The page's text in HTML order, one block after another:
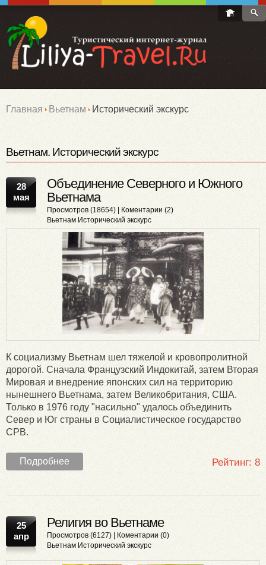
Главная Вьетнам Исторический экскурс
Вьетнам. Исторический экскурс
28
мая
Объединение Северного и Южного
Вьетнама
Просмотров (18654) |
Коментарии (2)
Вьетнам Исторический экскурс
К социализму Вьетнам шел тяжелой и кровопролитной
дорогой. Сначала Французский Индокитай, затем Вторая
Мировая и внедрение японских сил на территорию
нынешнего Вьетнама, затем Великобритания, США.
Только в 1976 году "насильно" удалось объединить
Север и Юг страны в Социалистическое государство
СРВ.
Подробнее Рейтинг: 8
25
апр
Религия во Вьетнаме
Просмотров (6127) |
Коментарии (0)
Вьетнам Исторический экскурс